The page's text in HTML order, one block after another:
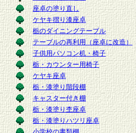
座卓の塗り直し
ケヤキ摺り漆座卓
栃のダイニングテーブル
テーブルの再利用（座卓に改造）
子供用パソコン机・椅子
栃・カウンター用椅子
ケヤキ座卓
栃・漆塗り階段棚
キャスター付き棚
栃・漆塗り杢座卓
栃・漆塗りハツリ座卓